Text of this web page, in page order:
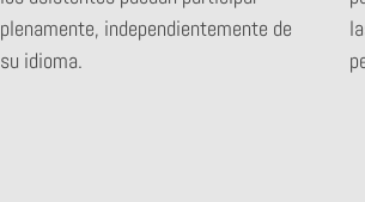
plenamente, independientemente de
su idioma.